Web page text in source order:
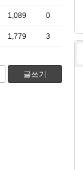
1,089 0
1,779 3
글쓰기